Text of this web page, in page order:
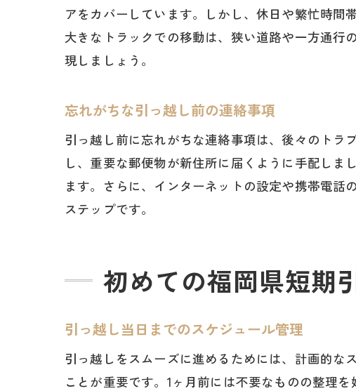
引っ
快適
引っ
地域
効率
引っ
引っ
引っ
新し
アをカバーしています。しかし、休日や繁忙時間
大きなトラックでの移動は、狭い道路や一方通行
現しましょう。
忘れがちな引っ越し前の連絡事項
引っ越し前に忘れがちな連絡事項は、後々のトラ
し、重要な郵便物が新住所に届くように手配し
ます。さらに、インターネットの設定や携帯電
ステップです。
初めての福岡県短期
引っ越し当日までのスケジュール管理
引っ越しをスムーズに進めるためには、計画的な
ことが重要です。1ヶ月前には不要なものの整理